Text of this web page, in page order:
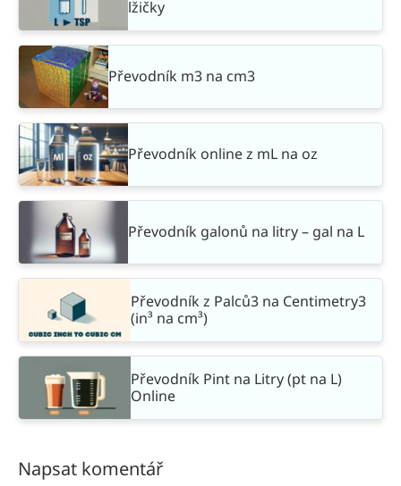
lžičky
Převodník m3 na cm3
Převodník online z mL na oz
Převodník galonů na litry – gal na L
Převodník z Palců3 na Centimetry3
(in³ na cm³)
Převodník Pint na Litry (pt na L)
Online
Napsat komentář